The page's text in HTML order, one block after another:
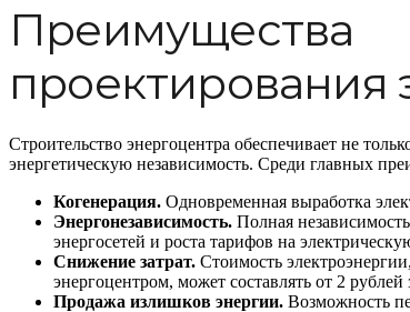
Преимущества
проектирования
Строительство энергоцентра обеспечивает не
энергетическую независимость. Среди главных
Когенерация. Одновременная выработка
Энергонезависимость. Полная
энергосетей и роста тарифов на
Снижение затрат. Стоимость
энергоцентром, может составлять от 2 рублей
Продажа излишков энергии. Возможность